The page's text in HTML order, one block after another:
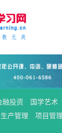
融投资 国学艺术
生产管理 项目管理